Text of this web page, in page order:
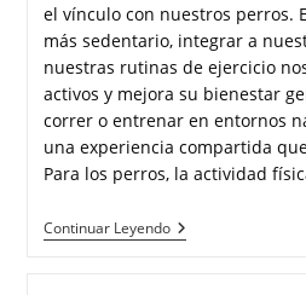
el vínculo con nuestros perros.
más sedentario, integrar a
nuestras rutinas de ejercicio
activos y mejora su bienestar
correr o entrenar en entornos
una experiencia compartida
Para los perros, la actividad
Continuar Leyendo